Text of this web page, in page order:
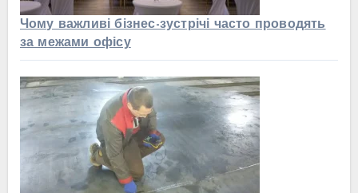
Чому важливі бізнес-зустрічі часто проводять
за межами офісу